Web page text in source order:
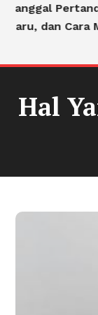
dan Cara
Hal